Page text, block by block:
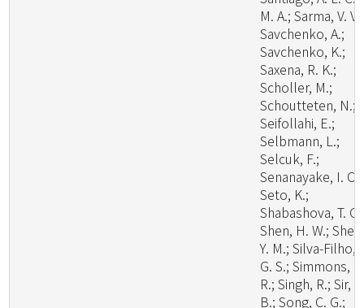
M. A.; Sarma, V. V.;
Savchenko, A.;
Savchenko, K.;
Saxena, R. K.;
Scholler, M.;
Schoutteten, N.;
Seifollahi, E.;
Selbmann, L.;
Selcuk, F.;
Senanayake, I. C.;
Seto, K.;
Shabashova, T.
Shen, H. W.;
Y. M.; Silva-Filho,
G. S.; Simmons,
R.; Singh, R.; Sir,
B.; Song, C. G.;